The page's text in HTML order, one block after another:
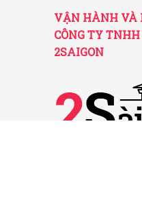
VẬN HÀNH VÀ
CÔNG TY
2SAIGON